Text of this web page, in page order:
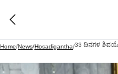
Home/News/Hosadigantha/